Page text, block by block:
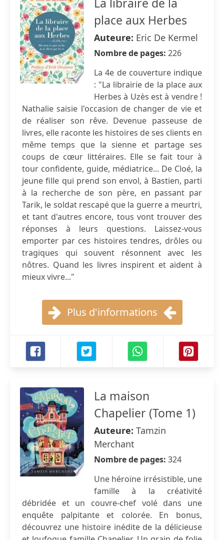
place aux Herbes
Auteure: Eric De Kermel
Nombre de pages: 226
La 4e de couverture indique
: "La librairie de la place aux
Herbes à Uzès est à vendre !
Nathalie saisie l'occasion de changer de vie et
de réaliser son rêve. Devenue passeuse de
livres, elle raconte les histoires de ses clients en
même temps que la sienne et partage ses
coups de cœur littéraires. Elle se fait tour à
tour confidente, guide, médiatrice... De Cloé, la
jeune fille qui prend son envol, à Bastien, parti
à la recherche de son père, en passant par
Tarik, le soldat rescapé que la guerre a meurtri,
et tant d'autres encore, tous vont trouver des
réponses à leurs questions. Laissez-vous
emporter par ces histoires tendres, drôles ou
tragiques qui souvent résonnent avec les
nôtres. Quand les livres inspirent et aident à
mieux vivre..."
Plus d'informations
La maison
Chapelier (Tome 1)
Auteure: Tamzin
Merchant
Nombre de pages: 324
Une héroïne irrésistible, une
famille à la créativité
débridée et un couvre-chef volé dans une
enquête palpitante et colorée. En bonus,
découvrez une histoire inédite de la délicieuse